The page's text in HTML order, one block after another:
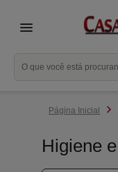
menu
Higiene